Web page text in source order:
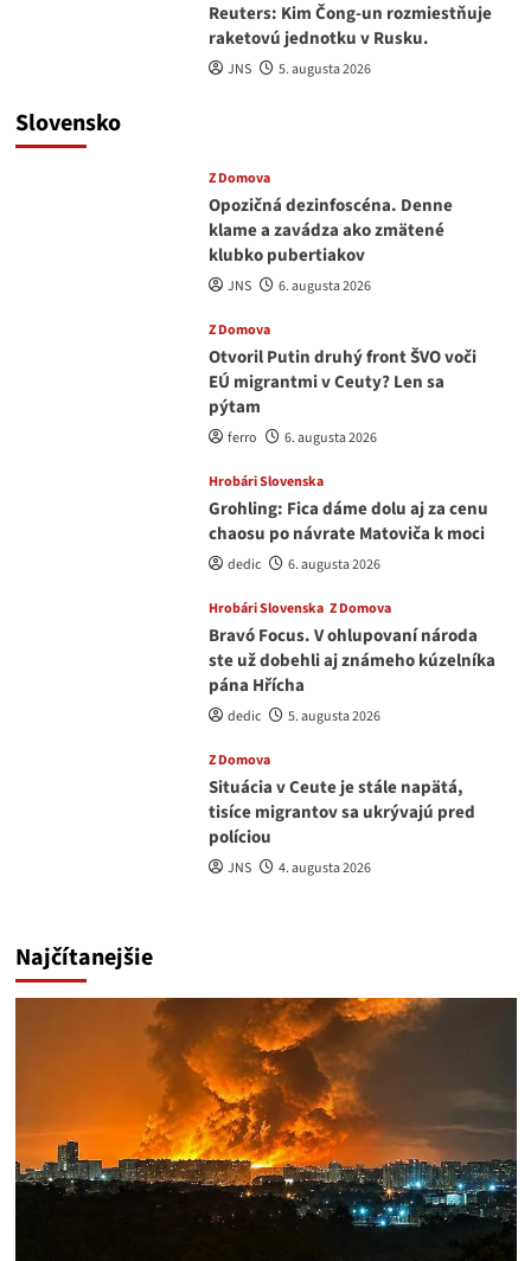
Reuters: Kim Čong-un rozmiestňuje
raketovú jednotku v Rusku.
JNS 5. augusta 2026
Slovensko
Z Domova
Opozičná dezinfoscéna. Denne
klame a zavádza ako zmätené
klubko pubertiakov
JNS 6. augusta 2026
Z Domova
Otvoril Putin druhý front ŠVO voči
EÚ migrantmi v Ceuty? Len sa
pýtam
ferro 6. augusta 2026
Hrobári Slovenska
Grohling: Fica dáme dolu aj za cenu
chaosu po návrate Matoviča k moci
dedic 6. augusta 2026
Hrobári Slovenska Z Domova
Bravó Focus. V ohlupovaní národa
ste už dobehli aj známeho kúzelníka
pána Hřícha
dedic 5. augusta 2026
Z Domova
Situácia v Ceute je stále napätá,
tisíce migrantov sa ukrývajú pred
políciou
JNS 4. augusta 2026
Najčítanejšie